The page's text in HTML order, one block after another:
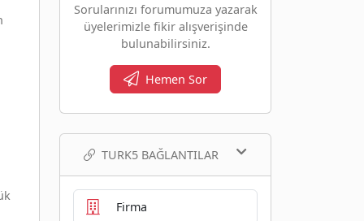
Sorularınızı forumumuza yazarak
üyelerimizle fikir alışverişinde
bulunabilirsiniz.
Hemen Sor
TURK5 BAĞLANTILAR
Firma